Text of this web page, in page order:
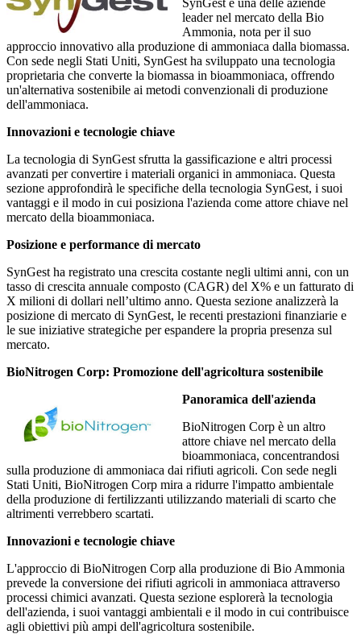
SynGest è una delle aziende
leader nel mercato della Bio
Ammonia, nota per il suo
approccio innovativo alla produzione di ammoniaca dalla biomassa.
Con sede negli Stati Uniti, SynGest ha sviluppato una tecnologia
proprietaria che converte la biomassa in bioammoniaca, offrendo
un'alternativa sostenibile ai metodi convenzionali di produzione
dell'ammoniaca.
Innovazioni e tecnologie chiave
La tecnologia di SynGest sfrutta la gassificazione e altri processi
avanzati per convertire i materiali organici in ammoniaca. Questa
sezione approfondirà le specifiche della tecnologia SynGest, i suoi
vantaggi e il modo in cui posiziona l'azienda come attore chiave nel
mercato della bioammoniaca.
Posizione e performance di mercato
SynGest ha registrato una crescita costante negli ultimi anni, con un
tasso di crescita annuale composto (CAGR) del X% e un fatturato di
X milioni di dollari nell’ultimo anno. Questa sezione analizzerà la
posizione di mercato di SynGest, le recenti prestazioni finanziarie e
le sue iniziative strategiche per espandere la propria presenza sul
mercato.
BioNitrogen Corp: Promozione dell'agricoltura sostenibile
Panoramica dell'azienda
BioNitrogen Corp è un altro
attore chiave nel mercato della
bioammoniaca, concentrandosi
sulla produzione di ammoniaca dai rifiuti agricoli. Con sede negli
Stati Uniti, BioNitrogen Corp mira a ridurre l'impatto ambientale
della produzione di fertilizzanti utilizzando materiali di scarto che
altrimenti verrebbero scartati.
Innovazioni e tecnologie chiave
L'approccio di BioNitrogen Corp alla produzione di Bio Ammonia
prevede la conversione dei rifiuti agricoli in ammoniaca attraverso
processi chimici avanzati. Questa sezione esplorerà la tecnologia
dell'azienda, i suoi vantaggi ambientali e il modo in cui contribuisce
agli obiettivi più ampi dell'agricoltura sostenibile.